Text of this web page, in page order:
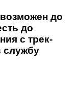
возможен до
до
с трек-
службу